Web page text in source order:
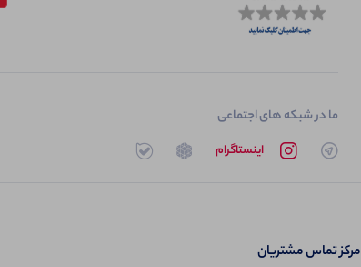
ما در شبکه های اجتماعی
تلگرام اینستاگرام روبیکا بله
مرکز تماس مشتریان